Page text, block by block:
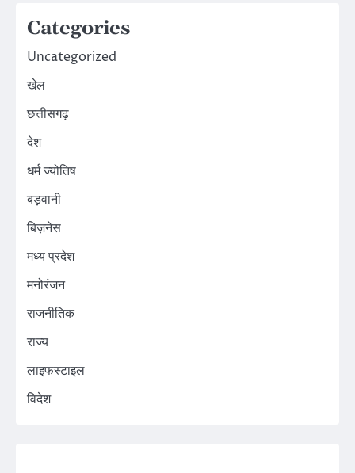
Categories
Uncategorized
खेल
छत्तीसगढ़
देश
धर्म ज्योतिष
बड़वानी
बिज़नेस
मध्य प्रदेश
मनोरंजन
राजनीतिक
राज्य
लाइफस्टाइल
विदेश